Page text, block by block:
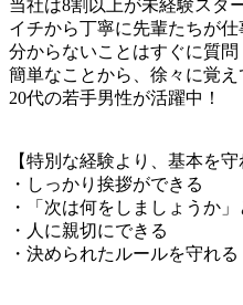
当社は8割以上が未経験スタ
イチから丁寧に先輩たちが仕
分からないことはすぐに質問
簡単なことから、徐々に覚え
20代の若手男性が活躍中！
【特別な経験より、基本を
・しっかり挨拶ができる
・「次は何をしましょうか
・人に親切にできる
・決められたルールを守れる